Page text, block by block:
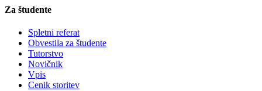
Za študente
Spletni referat
Obvestila za študente
Tutorstvo
Novičnik
Vpis
Cenik storitev